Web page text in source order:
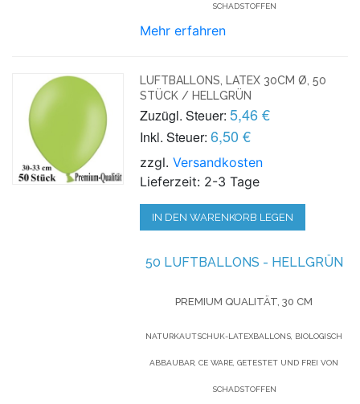
SCHADSTOFFEN
Mehr erfahren
LUFTBALLONS, LATEX 30CM Ø, 50
STÜCK / HELLGRÜN
Zuzügl. Steuer: 5,46 €
Inkl. Steuer: 6,50 €
zzgl.Versandkosten
Lieferzeit: 2-3 Tage
IN DEN WARENKORB LEGEN
50 LUFTBALLONS - HELLGRÜN
PREMIUM QUALITÄT, 30 CM
NATURKAUTSCHUK-LATEXBALLONS, BIOLOGISCH
ABBAUBAR, CE WARE, GETESTET UND FREI VON
SCHADSTOFFEN